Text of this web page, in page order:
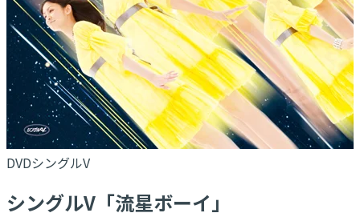
DVDシングルV
シングルV「流星ボーイ」